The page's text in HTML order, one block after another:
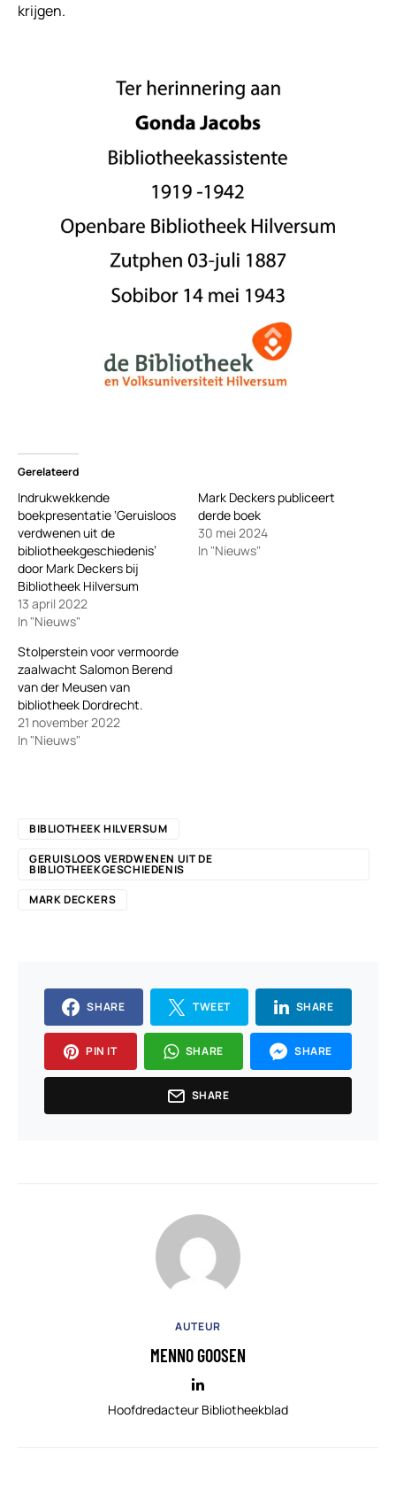
krijgen.
Gerelateerd
Indrukwekkende
boekpresentatie ‘Geruisloos
verdwenen uit de
bibliotheekgeschiedenis’
door Mark Deckers bij
Bibliotheek Hilversum
13 april 2022
In "Nieuws"
Mark Deckers publiceert
derde boek
30 mei 2024
In "Nieuws"
Stolperstein voor vermoorde
zaalwacht Salomon Berend
van der Meusen van
bibliotheek Dordrecht.
21 november 2022
In "Nieuws"
BIBLIOTHEEK HILVERSUM
GERUISLOOS VERDWENEN UIT DE
BIBLIOTHEEKGESCHIEDENIS
MARK DECKERS
SHARE TWEET SHARE
PIN IT SHARE SHARE
SHARE
AUTEUR
MENNO GOOSEN
Hoofdredacteur Bibliotheekblad